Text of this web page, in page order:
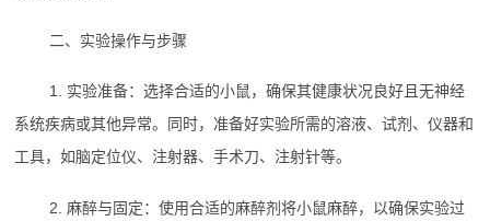
二、实验操作与步骤
1. 实验准备：选择合适的小鼠，确保其健康状况良好且无神经
系统疾病或其他异常。同时，准备好实验所需的溶液、试剂、仪器和
工具，如脑定位仪、注射器、手术刀、注射针等。
2. 麻醉与固定：使用合适的麻醉剂将小鼠麻醉，以确保实验过